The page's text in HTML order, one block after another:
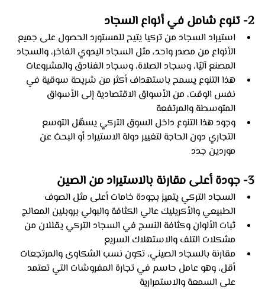
2- تنوع شامل في أنواع السجاد
استيراد السجاد من تركيا يتيح للمستورد الحصول على جميع
الأنواع من مصدر واحد، مثل السجاد اليدوي الفاخر، والسجاد
المصنع آليًا، وسجاد الصلاة، وسجاد الفنادق والمشروعات
هذا التنوع يسمح باستهداف أكثر من شريحة سوقية في
نفس الوقت، من الأسواق الاقتصادية إلى الأسواق
المتوسطة والمرتفعة
وجود هذا التنوع داخل السوق التركي يسهّل التوسع
التجاري دون الحاجة لتغيير دولة الاستيراد أو البحث عن
موردين جدد
3- جودة أعلى مقارنة بالاستيراد من الصين
السجاد التركي يتميز بجودة خامات أعلى مثل الصوف
الطبيعي والأكريليك عالي الكثافة والبولي بروبلين المعالج
ثبات الألوان وكثافة النسج في السجاد التركي يقللان من
مشكلات التلف والاستهلاك السريع
مقارنة بالسجاد الصيني، تكون نسب الشكاوى والمرتجعات
أقل، وهو عامل حاسم في تجارة المفروشات التي تعتمد
على السمعة والاستمرارية